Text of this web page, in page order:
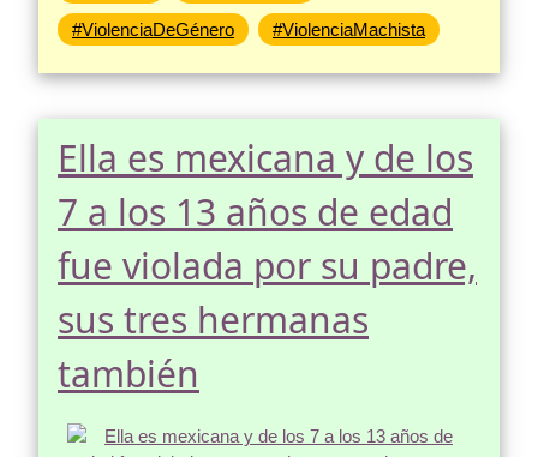
#ViolenciaDeGénero #ViolenciaMachista
Ella es mexicana y de los
7 a los 13 años de edad
fue violada por su padre,
sus tres hermanas
también